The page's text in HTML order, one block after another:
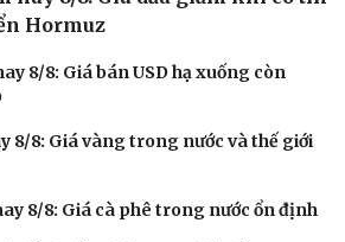
Hormuz
8/8: Giá bán USD hạ xuống còn
8/8: Giá vàng trong nước và thế giới
8/8: Giá cà phê trong nước ổn định